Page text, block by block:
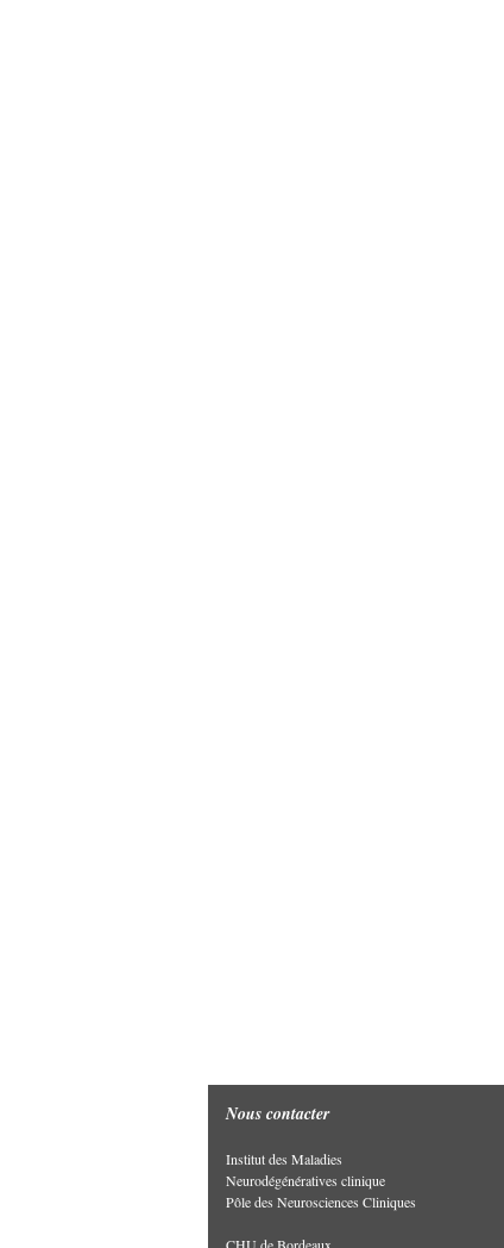
Nous contacter
Institut des Maladies
Neurodégénératives clinique
Pôle des Neurosciences Cliniques